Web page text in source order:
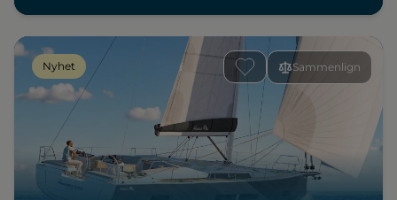
Sammenlign
Nyhet